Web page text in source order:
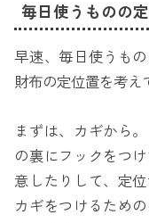
毎日使うものの
早速、毎日使うも
財布の定位置を考え
まずは、カギから
の裏にフックをつ
意したりして、定
カギをつけるため